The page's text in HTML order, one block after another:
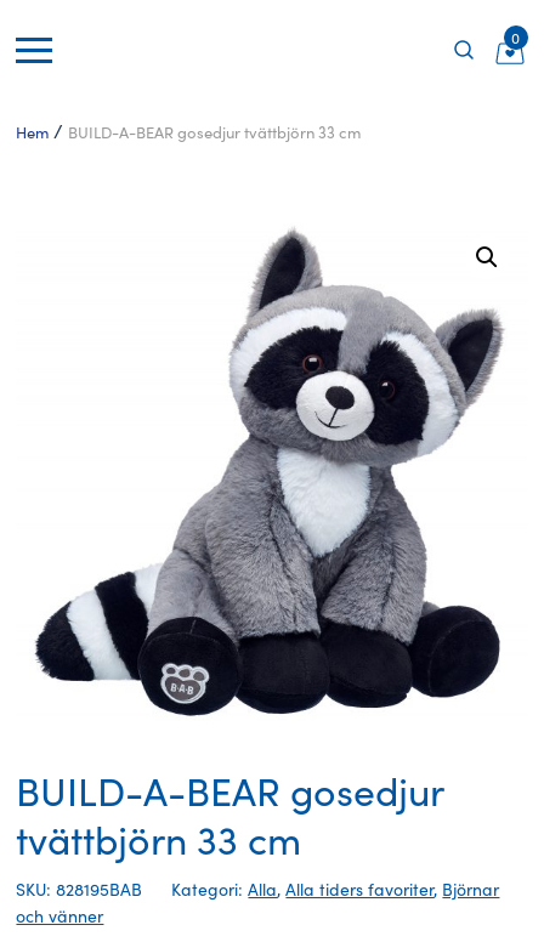
0
Hem / BUILD-A-BEAR gosedjur tvättbjörn 33 cm
BUILD-A-BEAR gosedjur
tvättbjörn 33 cm
SKU: 828195BAB Kategori:Alla,Alla tiders favoriter, Björnar
och vänner